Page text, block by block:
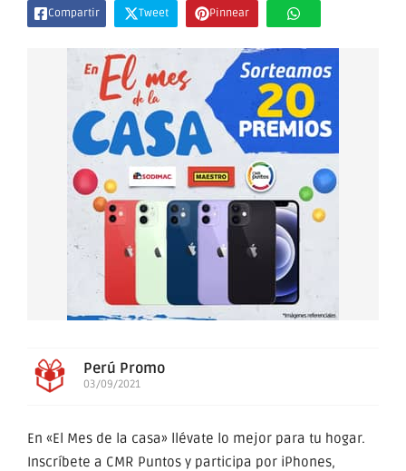
Compartir Tweet Pinnear
Perú Promo
03/09/2021
En «El Mes de la casa» llévate lo mejor para tu hogar.
Inscríbete a CMR Puntos y participa por iPhones,